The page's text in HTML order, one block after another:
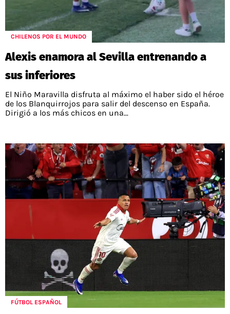
CHILENOS POR EL MUNDO
Alexis enamora al Sevilla entrenando a
sus inferiores
El Niño Maravilla disfruta al máximo el haber sido el héroe
de los Blanquirrojos para salir del descenso en España.
Dirigió a los más chicos en una...
FÚTBOL ESPAÑOL